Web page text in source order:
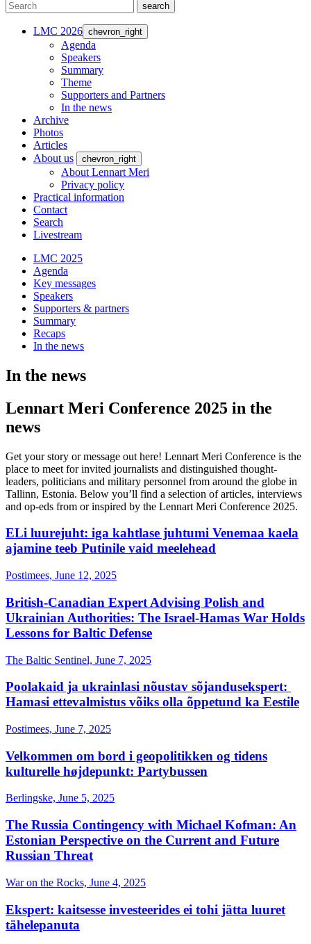
search
LMC 2026 chevron_right
Agenda
Speakers
Summary
Theme
Supporters and Partners
In the news
Archive
Photos
Articles
About us
chevron_right
About Lennart Meri
Privacy policy
Practical information
Contact
Search
Livestream
LMC 2025
Agenda
Key messages
Speakers
Supporters & partners
Summary
Recaps
In the news
In the news
Lennart Meri Conference 2025 in the
news
Get your story or message out here! Lennart Meri Conference is the
place to meet for invited journalists and distinguished thought-
leaders, politicians and military personnel from around the globe in
Tallinn, Estonia. Below you’ll find a selection of articles, interviews
and op-eds from or inspired by the Lennart Meri Conference 2025.
ELi luurejuht: iga kahtlase juhtumi Venemaa kaela
ajamine teeb Putinile vaid meelehead
Postimees, June 12, 2025
British-Canadian Expert Advising Polish and
Ukrainian Authorities: The Israel-Hamas War Holds
Lessons for Baltic Defense
The Baltic Sentinel, June 7, 2025
Poolakaid ja ukrainlasi nõustav sõjandusekspert: ​
Hamasi ettevalmistus võiks olla õppetund ka Eestile
Postimees, June 7, 2025
Velkommen om bord i geopolitikken og tidens
kulturelle højdepunkt: Partybussen
Berlingske, June 5, 2025
The Russia Contingency with Michael Kofman: An
Estonian Perspective on the Current and Future
Russian Threat
War on the Rocks, June 4, 2025
Ekspert: kaitsesse investeerides ei tohi jätta luuret
tähelepanuta